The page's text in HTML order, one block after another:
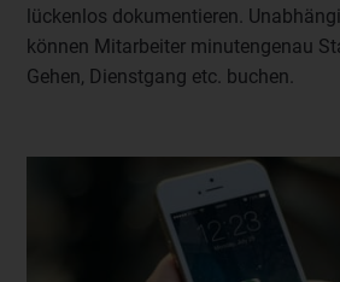
lückenlos dokumentieren.
können Mitarbeiter minutengenau
Gehen, Dienstgang etc. buchen.